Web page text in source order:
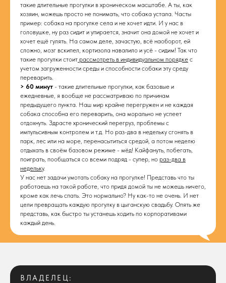
такие длительные прогулки в хроническом масштабе. А ты, как
хозяин, можешь просто не понимать, что собака устала. Часты
пример: собака на прогулке села и не хочет идти. И у нас в
головушке, ну раз сидит и упирается, значит она домой не хочет и
хочет ещё гулять. На самом деле, зачастую, всё наоборот, ей
сложно, мозг вскипел, кортизола навалило и усё - сидим! Так что
такие прогулки стоит рассмотреть в индивидуальном порядке с
учетом загруженности среды и способности собаки эту среду
переварить.
> 60 минут - такие длительные прогулки, как базовые и
ежедневные, я вообще не рассматриваю по причинам
предыдущего пункта. Наш мир крайне перегружен и не каждая
собака способна его переварить, она морально не успеет
отдохнуть. Здрасте хронический перегруз, проблемы с
импульсивным контролем и т.д. Но раз-два в недельку сгонять в
парк, лес или на море, перенасытиться средой, а потом неделю
отдыхать в своём базовом режиме - мёд! Кайфануть, побегать,
поиграть, пообщаться со всеми подряд - супер, но раз-два в
недельку.
У нас нет задачи умотать собаку на прогулке! Представь что ты
работаешь на такой работе, что придя домой ты не можешь ничего,
кроме как лечь спать. Это нормально? Ну как-то не очень. И нет
цели превращать каждую прогулку в цыганскую свадьбу. Опять же
представь, как быстро ты устанешь ходить по корпоративами
каждый день.
ВЛАДЕЛЕЦ: